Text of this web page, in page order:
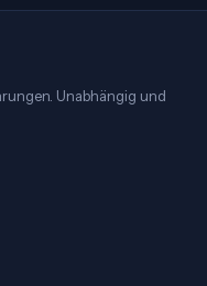
Unabhängig und